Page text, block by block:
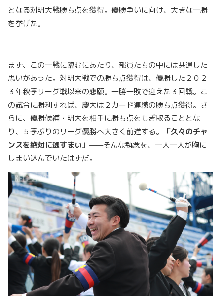
となる対明大戦勝ち点を獲得。優勝争いに向け、大きな一勝
を挙げた。
まず、この一戦に臨むにあたり、部員たちの中には共通した
思いがあった。対明大戦での勝ち点獲得は、優勝した２０２
３年秋季リーグ戦以来の悲願。一勝一敗で迎えた３回戦。こ
の試合に勝利すれば、慶大は２カード連続の勝ち点獲得。さ
らに、優勝候補・明大を相手に勝ち点をもぎ取ることとな
り、５季ぶりのリーグ優勝へ大きく前進する。
「久々のチャ
ンスを絶対に逃すまい」 ——そんな執念を、一人一人が胸に
しまい込んでいたはずだ。